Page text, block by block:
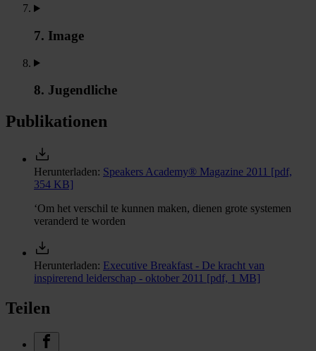
7. Image
8. Jugendliche
Publikationen
Herunterladen: Speakers Academy® Magazine 2011 [pdf,
354 KB]
‘Om het verschil te kunnen maken, dienen grote systemen
veranderd te worden
Herunterladen: Executive Breakfast - De kracht van
inspirerend leiderschap - oktober 2011 [pdf, 1 MB]
Teilen